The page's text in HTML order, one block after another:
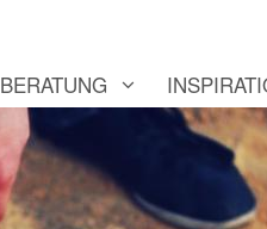
BERATUNG